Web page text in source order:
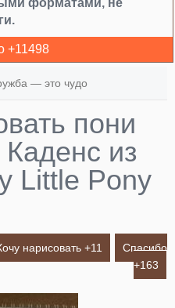
форматами, не
+11498
— это чудо
пони
из
Little Pony
нарисовать +11
Спасибо
+163